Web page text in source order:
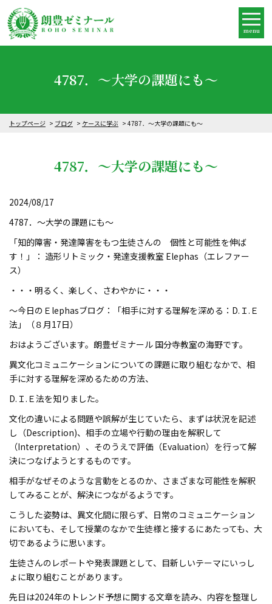
menu
4787．～大学の課題にも～
トップページ ブログ ケースに学ぶ 4787．～大学の課題にも～
4787．～大学の課題にも～
2024/08/17
4787．～大学の課題にも～
「知的障害・発達障害をもつ生徒さんの 個性と可能性を伸ば
す！」： 造形リトミック・発達支援教室 Elephas（エレファー
ス）
・・・明るく、楽しく、さわやかに・・・
～今日のＥlephasブログ：「相手に対する理解を深める：D.Ｉ.Ｅ
法」（８月17日）
おはようございます。朗豊ゼミナール 国分寺教室の海野です。
異文化コミュニケーションについての課題に取り組むなかで、相
手に対する理解を深めるための方法、
D.Ｉ.Ｅ法を知りました。
文化の違いによる問題や誤解が生じていたら、まずは状況を記述
し（Description)、相手の立場や行動の理由を解釈して
（Interpretation）、そのうえで評価（Evaluation）を行って解
決につなげようとするものです。
相手がなぜそのような言動をとるのか、さまざまな可能性を解釈
してみることが、解決につながるようです。
こうした姿勢は、異文化間に限らず、日常のコミュニケーション
においても、そして授業のなかで生徒様と接するにあたっても、大
切であるように思います。
生徒さんのレポートや発表課題として、目新しいテーマにいっし
ょに取り組むことがあります。
先日は2024年のトレンド予想に関する文章を読み、内容を整理し